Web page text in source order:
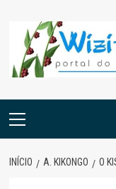
content
Menu
INÍCIO A. KIKONGO O